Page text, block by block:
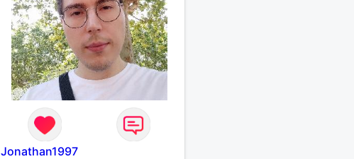
Jonathan1997